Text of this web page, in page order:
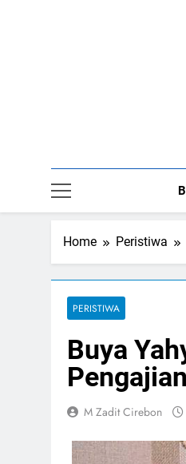
Home Peristiwa
PERISTIWA
Buya
M Zadit Cirebon